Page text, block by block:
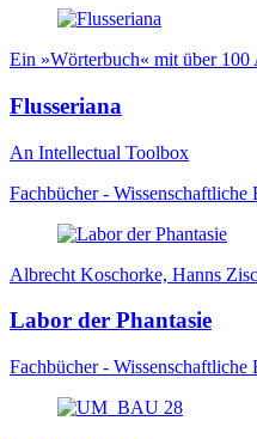
Ein »Wörterbuch« mit über 100
Flusseriana
An Intellectual Toolbox
Fachbücher - Wissenschaftliche
Albrecht Koschorke, Hanns
Labor der Phantasie
Fachbücher - Wissenschaftliche